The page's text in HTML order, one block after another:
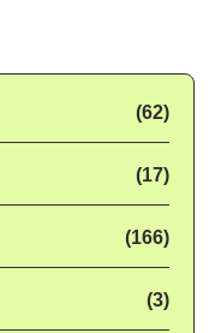
(62)
(17)
(166)
(3)